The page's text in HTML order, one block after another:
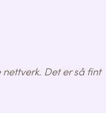
Det er så fint